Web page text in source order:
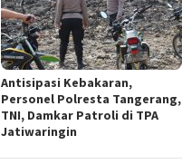
Antisipasi Kebakaran,
Personel Polresta Tangerang,
TNI, Damkar Patroli di TPA
Jatiwaringin